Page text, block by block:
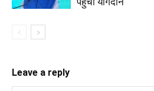
Leave a reply